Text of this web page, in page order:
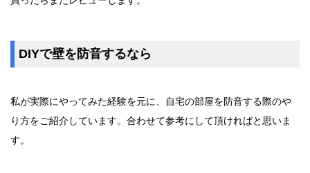
DIYで壁を防音するなら
私が実際にやってみた経験を元に、自宅の部屋を防音する際のや
り方をご紹介しています。合わせて参考にして頂ければと思いま
す。